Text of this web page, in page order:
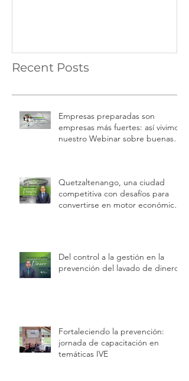
Recent Posts
Empresas preparadas son
empresas más fuertes: así vivimos
nuestro Webinar sobre buenas
Quetzaltenango, una ciudad
competitiva con desafíos para
convertirse en motor económico
Del control a la gestión en la
prevención del lavado de dinero
Fortaleciendo la prevención:
jornada de capacitación en
temáticas IVE